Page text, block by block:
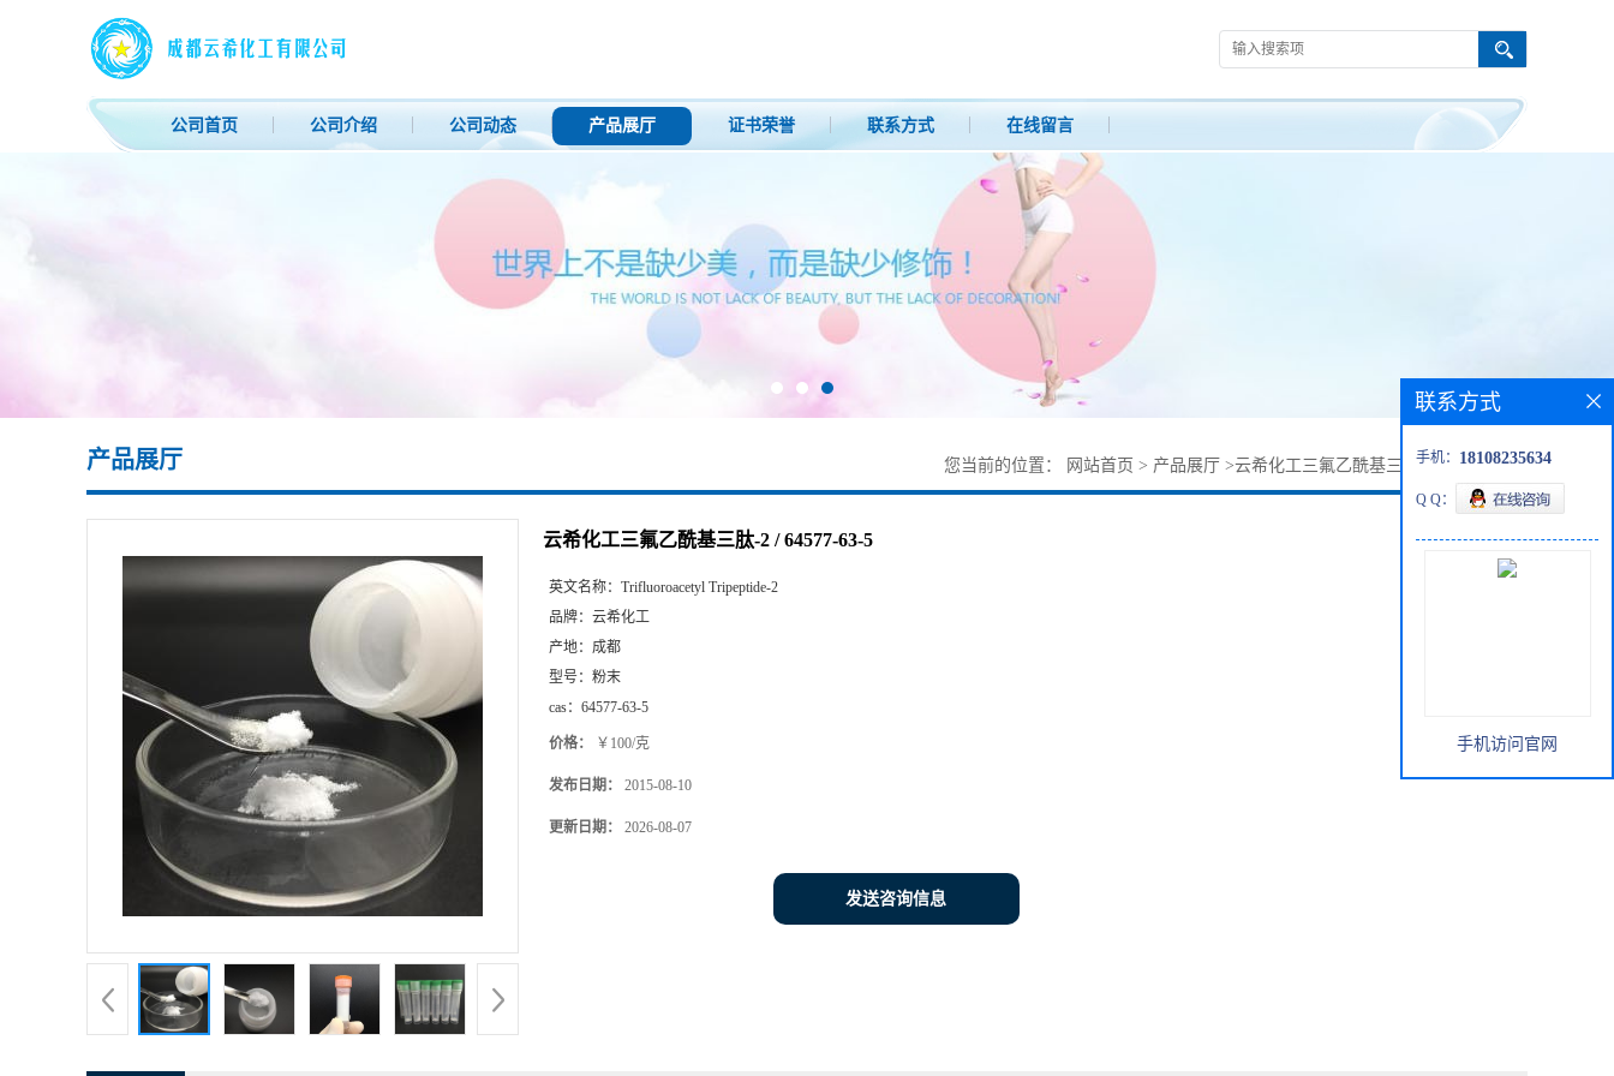
公司首页 公司介绍 公司动态 产品展厅 证书荣誉 联系方式 在线留言
产品展厅 您当前的位置： 网站首页 > 产品展厅 >云希化工三氟乙酰基三肽-2 / 64577-63-5
云希化工三氟乙酰基三肽-2 / 64577-63-5
英文名称： Trifluoroacetyl Tripeptide-2
品牌： 云希化工
产地： 成都
型号： 粉末
cas： 64577-63-5
价格： ￥100/克
发布日期： 2015-08-10
更新日期： 2026-08-07
发送咨询信息
联系方式
手机： 18108235634
Q Q：
手机访问官网